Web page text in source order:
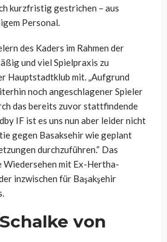
kurzfristig gestrichen – aus
Personal.
des Kaders im Rahmen der
und viel Spielpraxis zu
Hauptstadtklub mit. „Aufgrund
noch angeschlagener Spieler
das bereits zuvor stattfindende
IF ist es uns nun aber leider nicht
gegen Basaksehir wie geplant
durchzuführen.“ Das
mit Ex-Hertha-
inzwischen für Başakşehir
von